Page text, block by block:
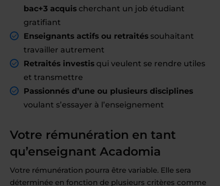
bac+3 acquis cherchant un job étudiant
gratifiant
Enseignants actifs ou retraités souhaitant
travailler autrement
Retraités investis qui veulent se rendre utiles
et transmettre
Passionnés d’une ou plusieurs disciplines
voulant s’essayer à l’enseignement
Votre rémunération en tant
qu’enseignant Acadomia
Votre rémunération pourra être variable. Elle sera
déterminée en fonction de plusieurs critères comme